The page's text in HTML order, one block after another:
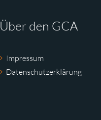
Über den GCA
Impressum
Datenschutzerklärung